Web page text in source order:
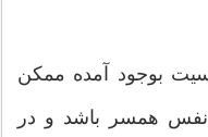
بوجود آمده ممکن
همسر باشد و در